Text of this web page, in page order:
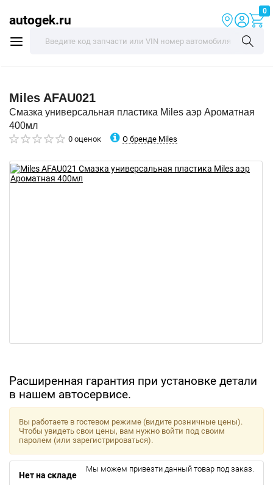
autogek.ru
0
Miles AFAU021
Смазка универсальная пластика Miles аэр Ароматная
400мл
0 оценок О бренде Miles
Расширенная гарантия при установке детали
в нашем автосервисе.
Вы работаете в гостевом режиме (видите розничные цены).
Чтобы увидеть свои цены, вам нужно войти под своим
паролем (или зарегистрироваться).
Нет на складе
Мы можем привезти данный товар под заказ.